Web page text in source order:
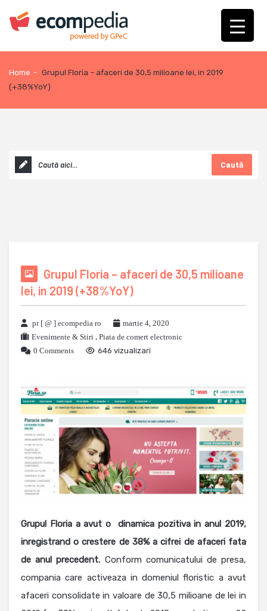
Home - Grupul Floria – afaceri de 30,5 milioane lei, in 2019
(+38%YoY)
Caută
Grupul Floria – afaceri de 30,5 milioane
lei, in 2019 (+38%YoY)
pr [ @ ] ecompedia ro
martie 4, 2020
Evenimente & Stiri , Piata de comert electronic
0 Comments
646 vizualizari
Grupul Floria a avut o dinamica pozitiva in anul 2019,
inregistrand o crestere de 38% a cifrei de afaceri fata
de anul precedent. Conform comunicatului de presa,
compania care activeaza in domeniul floristic a avut
afaceri consolidate in valoare de 30,5 milioane de lei in